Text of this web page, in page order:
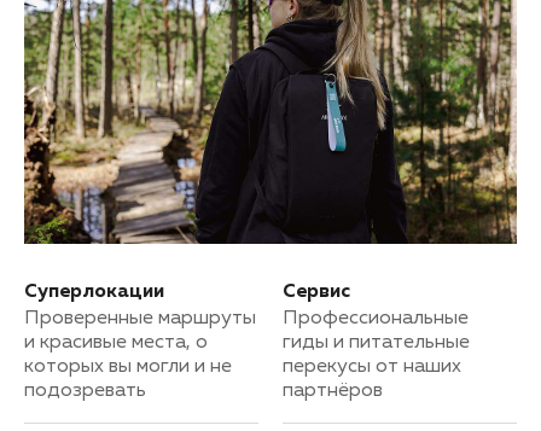
Суперлокации
Проверенные маршруты
и красивые места, о
которых вы могли и не
подозревать
Сервис
Профессиональные
гиды и питательные
перекусы от наших
партнёров